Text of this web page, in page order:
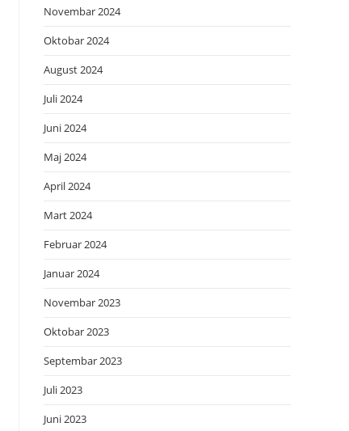
Novembar 2024
Oktobar 2024
August 2024
Juli 2024
Juni 2024
Maj 2024
April 2024
Mart 2024
Februar 2024
Januar 2024
Novembar 2023
Oktobar 2023
Septembar 2023
Juli 2023
Juni 2023